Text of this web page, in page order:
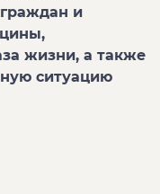
и
жизни, а также
ситуацию